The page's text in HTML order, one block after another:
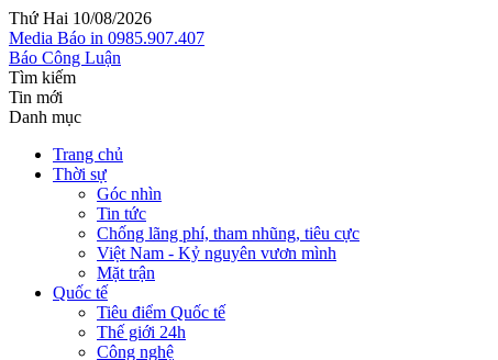
Thứ Hai 10/08/2026
Media Báo in 0985.907.407
Báo Công Luận
Tìm kiếm
Tin mới
Danh mục
Trang chủ
Thời sự
Góc nhìn
Tin tức
Chống lãng phí, tham nhũng, tiêu cực
Việt Nam - Kỷ nguyên vươn mình
Mặt trận
Quốc tế
Tiêu điểm Quốc tế
Thế giới 24h
Công nghệ